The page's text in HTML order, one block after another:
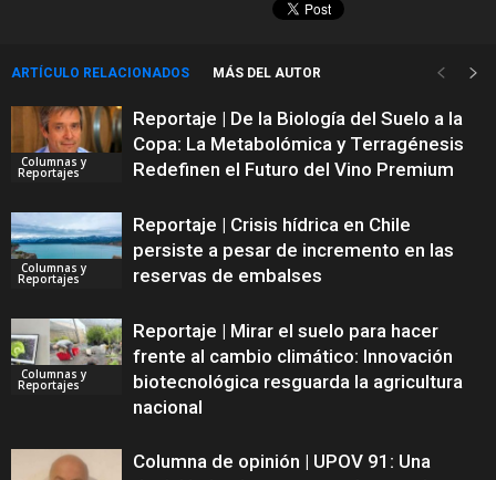
ARTÍCULO RELACIONADOS MÁS DEL AUTOR
Columnas y
Reportajes
Reportaje | De la Biología del Suelo a la
Copa: La Metabolómica y Terragénesis
Redefinen el Futuro del Vino Premium
Columnas y
Reportajes
Reportaje | Crisis hídrica en Chile
persiste a pesar de incremento en las
reservas de embalses
Columnas y
Reportajes
Reportaje | Mirar el suelo para hacer
frente al cambio climático: Innovación
biotecnológica resguarda la agricultura
nacional
Columna de opinión | UPOV 91: Una